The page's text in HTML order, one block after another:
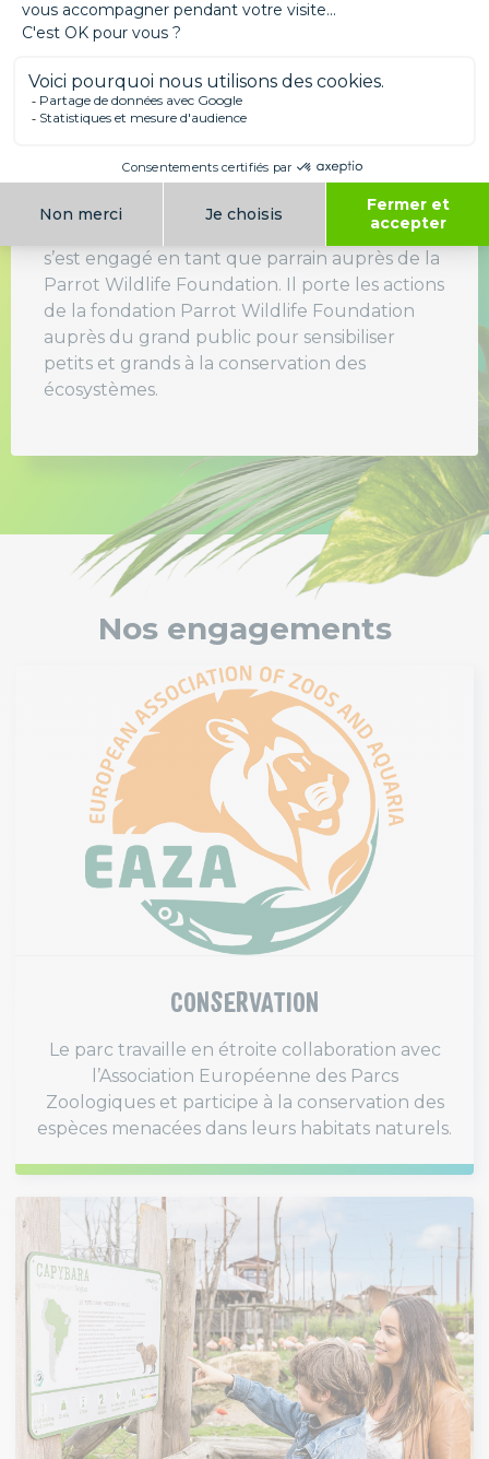
Parrot Wildlife Foundation
Jamy, célèbre animateur de la série éducative
« C’est pas sorcier » et défenseur de la nature,
s’est engagé en tant que parrain auprès de la
Parrot Wildlife Foundation. Il porte les actions
de la fondation Parrot Wildlife Foundation
auprès du grand public pour sensibiliser
petits et grands à la conservation des
écosystèmes.
Nos engagements
CONSERVATION
Le parc travaille en étroite collaboration avec
l’Association Européenne des Parcs
Zoologiques et participe à la conservation des
espèces menacées dans leurs habitats naturels.